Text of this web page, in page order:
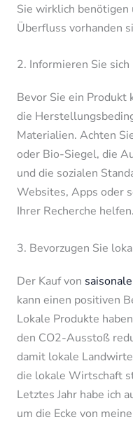
Sie wirklich
Überfluss vorhanden
2. Informieren Sie
Bevor Sie ein Produkt
die
Materialien. Achten
oder Bio-Siegel, die
und die sozialen
Websites, Apps oder
Ihrer Recherche helfen.
3. Bevorzugen Sie
Der Kauf von
kann einen positiven
Lokale Produkte
den CO2-Ausstoß
damit lokale
die lokale Wirtschaft
Letztes Jahr habe ich
um die Ecke von